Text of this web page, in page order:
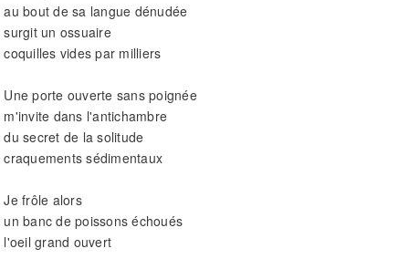
au bout de sa langue dénudée
surgit un ossuaire
coquilles vides par milliers
Une porte ouverte sans poignée
m'invite dans l'antichambre
du secret de la solitude
craquements sédimentaux
Je frôle alors
un banc de poissons échoués
l'oeil grand ouvert